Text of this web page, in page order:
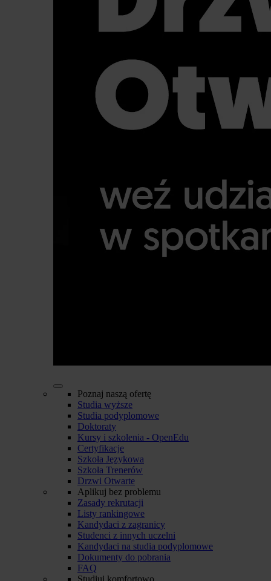
Poznaj naszą ofertę
Studia wyższe
Studia podyplomowe
Doktoraty
Kursy i szkolenia - OpenEdu
Certyfikacje
Szkoła Językowa
Szkoła Trenerów
Drzwi Otwarte
Aplikuj bez problemu
Zasady rekrutacji
Listy rankingowe
Kandydaci z zagranicy
Studenci z innych uczelni
Kandydaci na studia podyplomowe
Dokumenty do pobrania
FAQ